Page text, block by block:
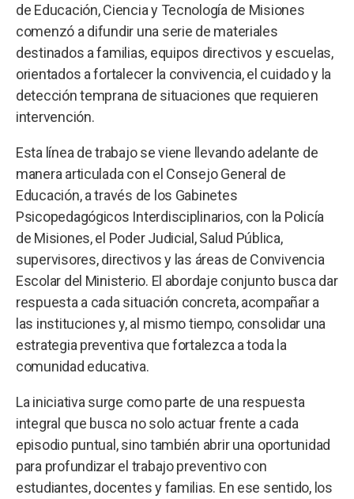
de Educación, Ciencia y Tecnología de Misiones
comenzó a difundir una serie de materiales
destinados a familias, equipos directivos y escuelas,
orientados a fortalecer la convivencia, el cuidado y la
detección temprana de situaciones que requieren
intervención.
Esta línea de trabajo se viene llevando adelante de
manera articulada con el Consejo General de
Educación, a través de los Gabinetes
Psicopedagógicos Interdisciplinarios, con la Policía
de Misiones, el Poder Judicial, Salud Pública,
supervisores, directivos y las áreas de Convivencia
Escolar del Ministerio. El abordaje conjunto busca dar
respuesta a cada situación concreta, acompañar a
las instituciones y, al mismo tiempo, consolidar una
estrategia preventiva que fortalezca a toda la
comunidad educativa.
La iniciativa surge como parte de una respuesta
integral que busca no solo actuar frente a cada
episodio puntual, sino también abrir una oportunidad
para profundizar el trabajo preventivo con
estudiantes, docentes y familias. En ese sentido, los